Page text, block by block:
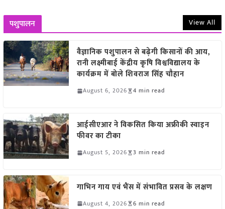
पशुपालन View All
वैज्ञानिक पशुपालन से बढ़ेगी किसानों की आय,
रानी लक्ष्मीबाई केंद्रीय कृषि विश्वविद्यालय के
कार्यक्रम में बोले शिवराज सिंह चौहान
August 6, 2026 4 min read
आईसीएआर ने विकसित किया अफ्रीकी स्वाइन
फीवर का टीका
August 5, 2026 3 min read
गाभिन गाय एवं भैंस में संभावित प्रसव के लक्षण
August 4, 2026 6 min read